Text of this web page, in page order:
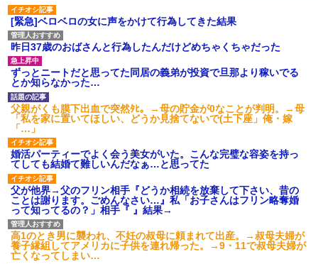
ハードオフに売っていた4万
4000円のフィギュアがヤバすぎ
るｗｗｗｗｗｗ「こんな高い
の？ｗｗ」「逆に超安い」
私「ちょっと、人の家の金庫
触らないでよ！」キチママ『そ
こに金庫があったから、開けて
みようとしただけ☆』義兄「泥
は出てけ！二度と来るな！」結
果・・・
私「初めて飲む味だけどなん
のお茶？」彼「ちっ！」私「」
【GIF】JSのカンチョーワロ
タ
後続車にクラクションを鳴ら
され彼氏が逆切れ。「何クラク
ション鳴らしてんだ！降りてこ
いよ！」と怒鳴りだし...
【衝撃】報酬100万円超の治験
募集がこちらｗｗｗｗｗ(※画像
あり)
【ネット騒然】惨殺されたタ
ワマン頂き女子のこの動画、す
[緊急]ベロベロの女に声をかけて行為してきた結果
昨日37歳のおばさんと行為したんだけどめちゃくちゃだった
ずっとニートだと思ってた同居の義弟が投資で旦那より稼いでる
とか知らなかった…
父親がくも膜下出血で突然ﾀﾋ。→母の貯金が0なことが判明。→母
「私を家に置いてほしい、どうか見捨てないで(土下座」俺・嫁
「…」
婚活パーティーでよく会う美女がいた。こんな完璧な容姿を持っ
てしても結婚て難しいんだなぁ…と思ってた
父が他界→父のフリン相手『どうか相続を放棄して下さい、昔の
ことは謝ります。ごめんなさい…』私「お子さんはフリン略奪婚
って知ってるの？」相手『 』結果→
高1のとき男に襲われ、不妊の叔母に頼まれて出産。→叔母夫婦が
養子縁組してアメリカに子供を連れ帰った。→9・11で叔母夫婦が
亡くなってしまい…